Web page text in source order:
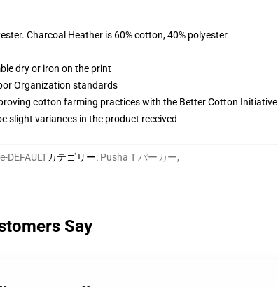
Charcoal Heather is 60% cotton, 40% polyester
dry or iron on the print
Organization standards
cotton farming practices with the Better Cotton Initiative
slight variances in the product received
DEFAULTカテゴリー: Pusha T パーカー,
Say